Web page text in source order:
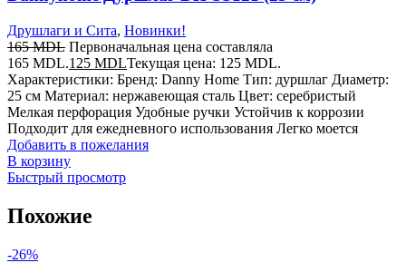
Друшлаги и Сита, Новинки!
165MDL Первоначальная цена составляла
165 MDL.125 MDLТекущая цена: 125 MDL.
Характеристики: Бренд: Danny Home Тип: дуршлаг Диаметр:
25 см Материал: нержавеющая сталь Цвет: серебристый
Мелкая перфорация Удобные ручки Устойчив к коррозии
Подходит для ежедневного использования Легко моется
Добавить в пожелания
В корзину
Быстрый просмотр
Похожие
-26%